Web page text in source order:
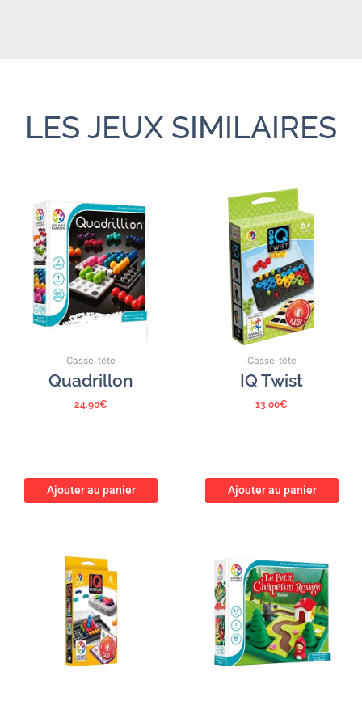
LES JEUX SIMILAIRES
Casse-tête
Quadrillon
24.90€
Ajouter au panier
Casse-tête
IQ Twist
13.00€
Ajouter au panier